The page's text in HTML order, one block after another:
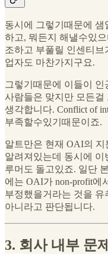
동시에 그렇기때문에
하고, 뭐든지 해낼수있
조하고 부풀릴 인센티브
업자도 마찬가지구요.
그렇기때문에 이들이
사람들은 맞지만 모든걸
생각합니다. Conflict of
부족할수있기때문이죠.
알트만은 현재 OAI의
알려져있는데 동시에
루머도 돌고있죠. 일단
에는 OAI가 non-profit에
부정했을거라는 것을
아니라고 판단됩니다.
3. 회사 내부 문